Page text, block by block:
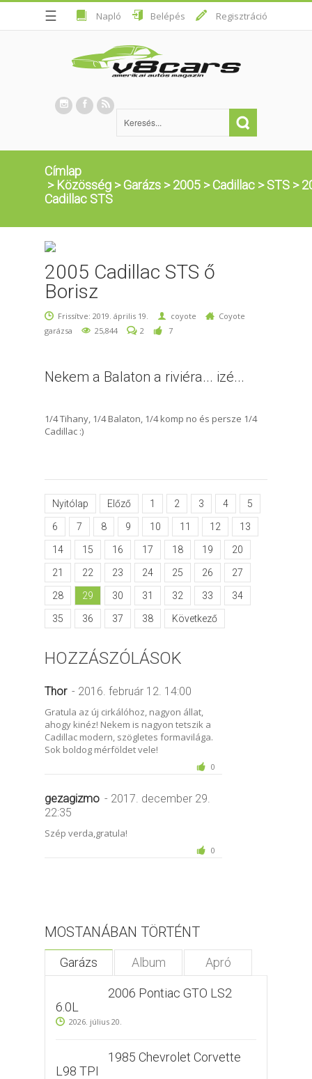
☰ Napló Belépés Regisztráció
Címlap
> Közösség >Garázs >2005 >Cadillac >STS >
Cadillac STS
2005 Cadillac STS ő
Borisz
Frissítve: 2019. április 19. coyote
Coyote
garázsa
25,844 2 7
Nekem a Balaton a riviéra... izé...
1/4 Tihany, 1/4 Balaton, 1/4 komp no és persze 1/4
Cadillac :)
Nyitólap Előző 1 2 3 4 5
6 7 8 9 10 11 12 13
14 15 16 17 18 19 20
21 22 23 24 25 26 27
28 29 30 31 32 33 34
35 36 37 38 Következő
HOZZÁSZÓLÁSOK
Thor - 2016. február 12. 14:00
Gratula az új cirkálóhoz, nagyon állat,
ahogy kinéz! Nekem is nagyon tetszik a
Cadillac modern, szögletes formavilága.
Sok boldog mérföldet vele!
0
gezagizmo - 2017. december 29.
22:35
Szép verda,gratula!
0
MOSTANÁBAN TÖRTÉNT
Garázs Album Apró
2006 Pontiac GTO LS2
6.0L
2026. július 20.
1985 Chevrolet Corvette
L98 TPI